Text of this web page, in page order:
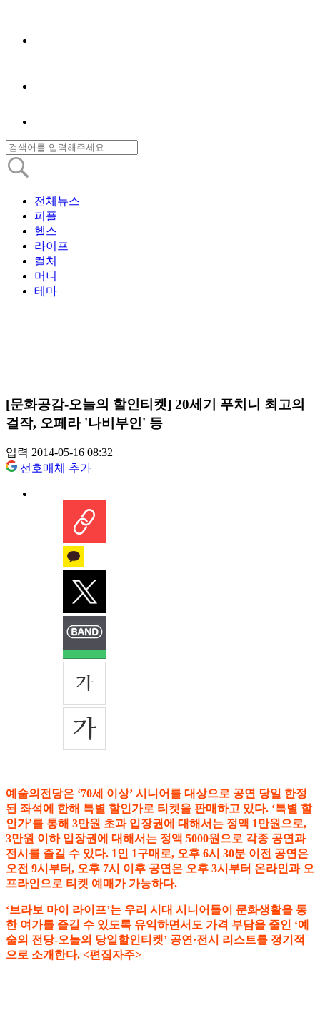
전체뉴스
피플
헬스
라이프
컬처
머니
테마
[문화공감-오늘의 할인티켓] 20세기 푸치니 최고의
걸작, 오페라 '나비부인' 등
입력 2014-05-16 08:32
선호매체 추가
예술의전당은 ‘70세 이상’ 시니어를 대상으로 공연 당일 한정
된 좌석에 한해 특별 할인가로 티켓을 판매하고 있다. ‘특별 할
인가’를 통해 3만원 초과 입장권에 대해서는 정액 1만원으로,
3만원 이하 입장권에 대해서는 정액 5000원으로 각종 공연과
전시를 즐길 수 있다. 1인 1구매로, 오후 6시 30분 이전 공연은
오전 9시부터, 오후 7시 이후 공연은 오후 3시부터 온라인과 오
프라인으로 티켓 예매가 가능하다.
‘브라보 마이 라이프’는 우리 시대 시니어들이 문화생활을 통
한 여가를 즐길 수 있도록 유익하면서도 가격 부담을 줄인 ‘예
술의 전당-오늘의 당일할인티켓’ 공연·전시 리스트를 정기적
으로 소개한다. <편집자주>